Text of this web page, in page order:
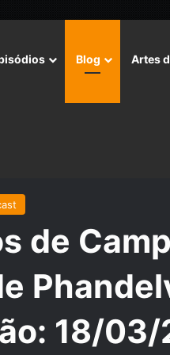
Blog Artes
de
18/03/